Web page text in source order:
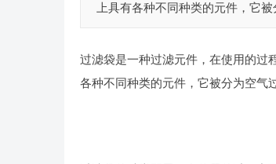
上具有各种不同种类的元件，它
过滤袋是一种过滤元件，在使用的过
各种不同种类的元件，它被分为空气